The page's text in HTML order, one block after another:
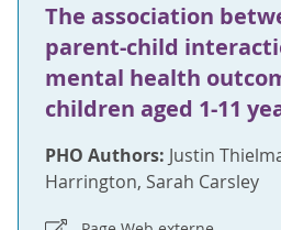
The association
parent-child
mental health
children aged 1-11
PHO Authors: Justin
Harrington, Sarah Carsley